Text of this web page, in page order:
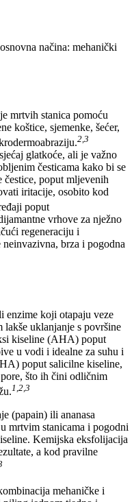
načina: mehanički
mrtvih stanica pomoću
koštice, sjemenke, šećer,
2,3
glatkoće, ali je važno
česticama kako bi se
čestice, poput mljevenih
iritacije, osobito kod
poput
vrhove za nježno
regeneraciju i
brza i pogodna
koji otapaju veze
uklanjanje s površine
kiseline (AHA) poput
u vodi i idealne za suhu i
poput salicilne kiseline,
što ih čini odličnim
1,2,3
(papain) ili ananasa
mrtvim stanicama i pogodni
Kemijska eksfolijacija
a kod pravilne
mehaničke i